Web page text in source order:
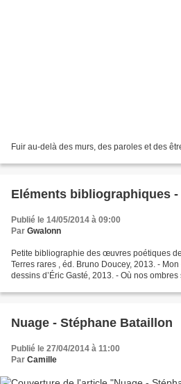
Fuir au-delà des murs, des paroles et des
Eléments bibliographiques
Publié le 14/05/2014 à 09:00
Par Gwalonn
Petite bibliographie des œuvres poétiques
Terres rares , éd. Bruno Doucey, 2013. -
dessins d’Éric Gasté, 2013. - Où nos ombres
Nuage - Stéphane Bataillon
Publié le 27/04/2014 à 11:00
Par Camille